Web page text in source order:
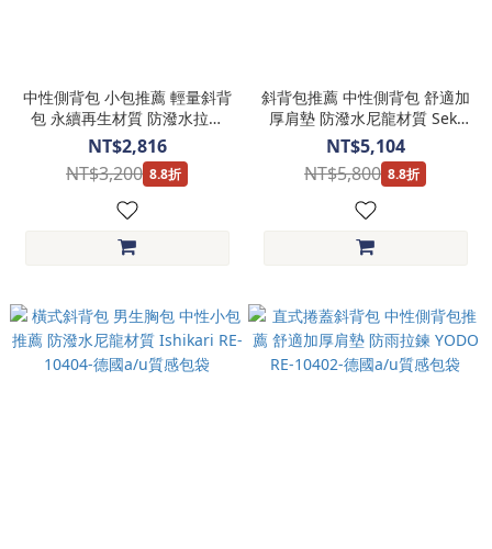
中性側背包 小包推薦 輕量斜背
包 永續再生材質 防潑水拉鍊
Onga RE-10401-德國a/u質感
包袋
NT$2,816
NT$3,200 8.8折
斜背包推薦 中性側背包 舒適加
厚肩墊 防潑水尼龍材質 Seki
RE-10406-德國a/u質感包袋
NT$5,104
NT$5,800 8.8折